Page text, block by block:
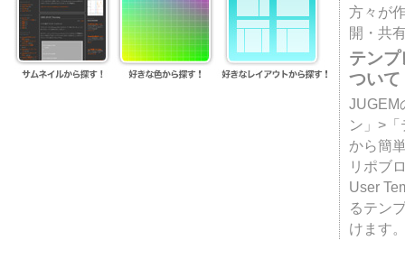
方々が
開・共
テン
ついて
JUGEM
ン」>
から簡
リポブ
User
るテン
けます